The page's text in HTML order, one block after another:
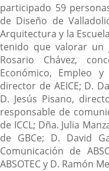
participado 59
de Diseño de
Arquitectura y la
tenido que valorar un
Rosario Chávez,
Económico, Empleo
director de AEICE; D.
D. Jesús Pisano,
responsable de
de ICCL; Dña. Julia
de GBCe; D. David
Comunicación de
ABSOTEC y D. Ramón